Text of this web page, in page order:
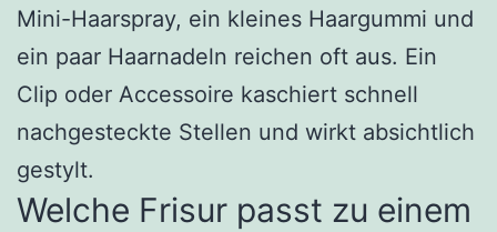
Mini-Haarspray, ein kleines Haargummi und
ein paar Haarnadeln reichen oft aus. Ein
Clip oder Accessoire kaschiert schnell
nachgesteckte Stellen und wirkt absichtlich
gestylt.
Welche Frisur passt zu einem